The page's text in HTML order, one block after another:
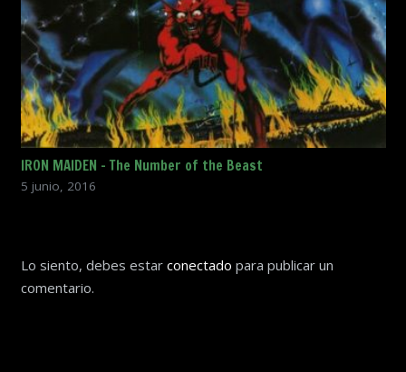
IRON MAIDEN – The Number of the Beast
5 junio, 2016
Lo siento, debes estar conectado para publicar un
comentario.